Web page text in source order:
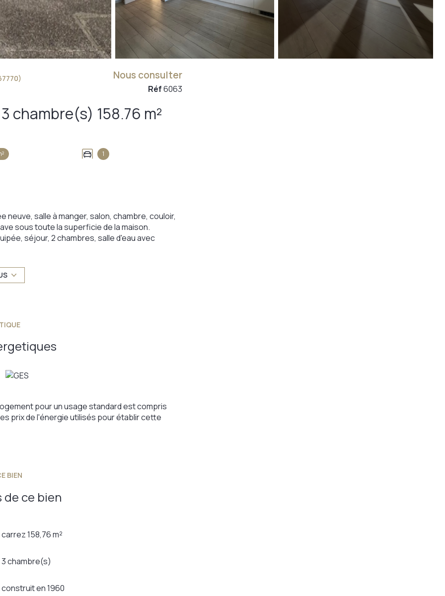
Maison de village 6 pièce(s) 3 chambre(s) 158.76 m²
1
Nous consulter
Réf6063
neuve, salle à manger, salon, chambre, couloir,
sous toute la superficie de la maison.
séjour, 2 chambres, salle d'eau avec
comme une grande famille, une famille jeune
libérale avec habitation à l'étage et bureau
pour un usage standard est compris
prix de l'énergie utilisés pour établir cette
BIEN
ce bien
carrez 158,76 m²
3 chambre(s)
construit en 1960